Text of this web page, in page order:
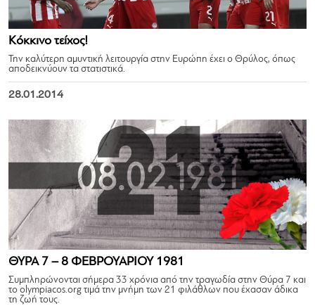
Κόκκινο τείχος!
Την καλύτερη αμυντική λειτουργία στην Ευρώπη έχει ο Θρύλος, όπως
αποδεικνύουν τα στατιστικά.
28.01.2014
ΘΥΡΑ 7 – 8 ΦΕΒΡΟΥΑΡΙΟΥ 1981
Συμπληρώνονται σήμερα 33 χρόνια από την τραγωδία στην Θύρα 7 και
το olympiacos.org τιμά την μνήμη των 21 φιλάθλων που έχασαν άδικα
τη ζωή τους.